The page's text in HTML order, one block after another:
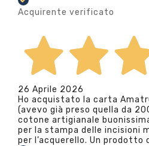
Acquirente verificato
26 Aprile 2026
Ho acquistato la carta
(avevo già preso quella da
cotone artigianale
per la stampa delle incisioni
per l’acquerello. Un prodotto